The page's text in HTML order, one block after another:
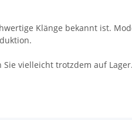
Klänge bekannt ist.
vielleicht trotzdem auf Lager.